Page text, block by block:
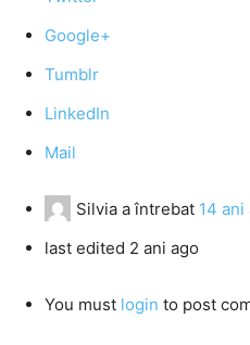
Google+
Tumblr
LinkedIn
Mail
Silvia a întrebat 14 ani
last edited 2 ani ago
You must login to post